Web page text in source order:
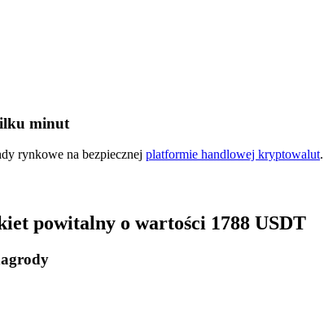
i towary
minut
rynkowe na bezpiecznej platformie handlowej kryptowalut.
powitalny o wartości 1788 USDT